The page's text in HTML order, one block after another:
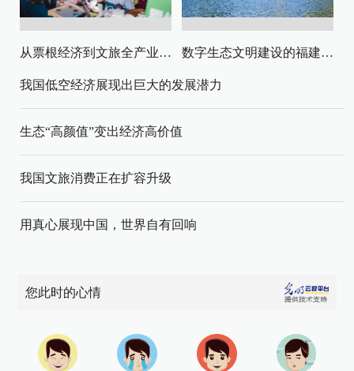
从票根经济到文旅全产业链升级 数字生态文明建设的福建路径与启示
我国低空经济展现出巨大的发展潜力
生态“高颜值”变出经济高价值
我国文旅消费正在扩容升级
用真心展现中国，世界自有回响
您此时的心情